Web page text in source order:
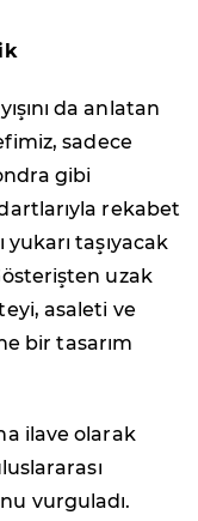
da anlatan
sadece
gibi
rekabet
taşıyacak
uzak
asaleti ve
bir tasarım
ilave olarak
vurguladı.